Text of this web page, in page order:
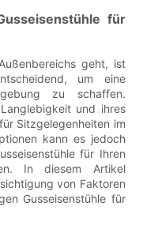
für
geht, ist
um eine
zu schaffen.
und ihres
Sitzgelegenheiten im
kann es jedoch
für Ihren
In diesem Artikel
von Faktoren
Gusseisenstühle für